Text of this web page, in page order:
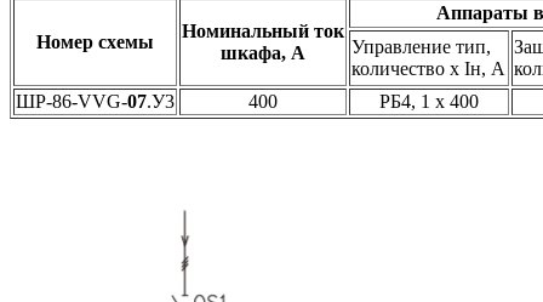
Номер схемы
Номинальный ток
шкафа, А
Аппараты
Управление тип,
количество х Iн, А
ШР-86-VVG-07.У3 400 РБ4, 1 х 400